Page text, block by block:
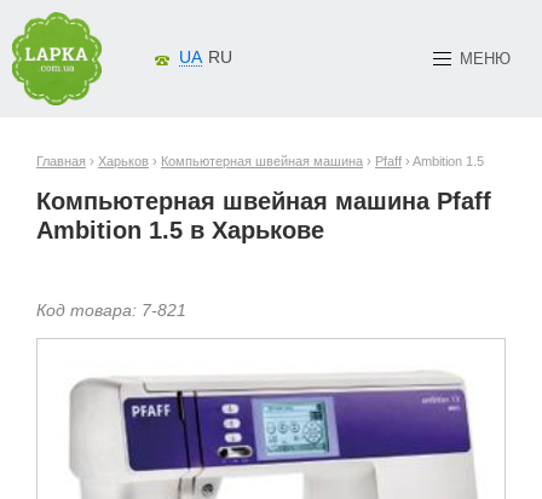
МЕНЮ
UA RU
Главная › Харьков › Компьютерная швейная машина › Pfaff › Ambition 1.5
Компьютерная швейная машина Pfaff
Ambition 1.5 в Харькове
Код товара: 7-821